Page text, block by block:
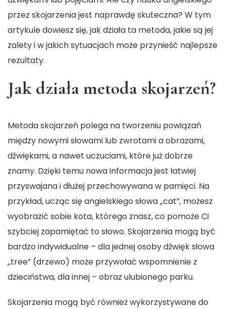
przez skojarzenia jest naprawdę skuteczna? W tym
artykule dowiesz się, jak działa ta metoda, jakie są jej
zalety i w jakich sytuacjach może przynieść najlepsze
rezultaty.
Jak działa metoda skojarzeń?
Metoda skojarzeń polega na tworzeniu powiązań
między nowymi słowami lub zwrotami a obrazami,
dźwiękami, a nawet uczuciami, które już dobrze
znamy. Dzięki temu nowa informacja jest łatwiej
przyswajana i dłużej przechowywana w pamięci. Na
przykład, ucząc się angielskiego słowa „cat”, możesz
wyobrazić sobie kota, którego znasz, co pomoże Ci
szybciej zapamiętać to słowo. Skojarzenia mogą być
bardzo indywidualne – dla jednej osoby dźwięk słowa
„tree” (drzewo) może przywołać wspomnienie z
dzieciństwa, dla innej – obraz ulubionego parku.
Skojarzenia mogą być również wykorzystywane do